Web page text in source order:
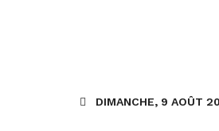
DIMANCHE, 9 AOÛT
Dynamics_365 05 Déc 2019